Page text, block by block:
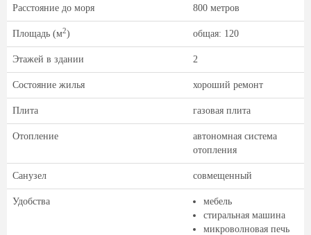
Расстояние до моря 800 метров
Площадь (м2) oбщая: 120
Этажей в здании 2
Состояние жилья хороший ремонт
Плита газовая плита
Отопление
автономная система
отопления
Санузел совмещенный
Удобства
мебель
стиральная машина
микроволновая печь